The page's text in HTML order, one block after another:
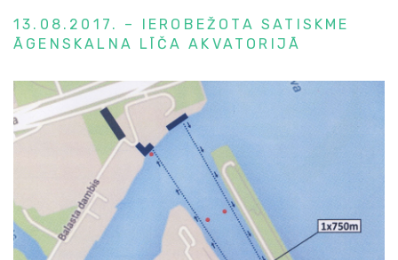
13.08.2017. – IEROBEŽOTA SATISKME
ĀGENSKALNA LĪČA AKVATORIJĀ